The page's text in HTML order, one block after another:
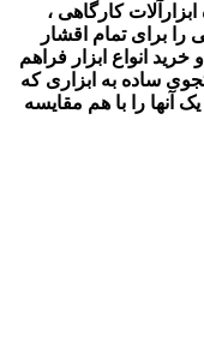
کارگاهی ،
برای تمام اقشار
انواع ابزار فراهم
ساده به ابزاری که
آنها را با هم مقایسه